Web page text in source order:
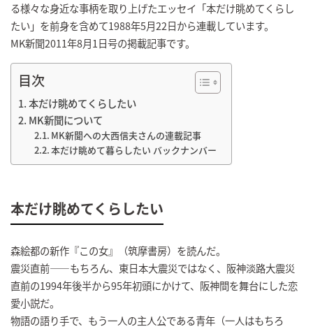
る様々な身近な事柄を取り上げたエッセイ「本だけ眺めてくらし
たい」を前身を含めて1988年5月22日から連載しています。
MK新聞2011年8月1日号の掲載記事です。
目次
本だけ眺めてくらしたい
MK新聞について
MK新聞への大西信夫さんの連載記事
本だけ眺めて暮らしたい バックナンバー
本だけ眺めてくらしたい
森絵都の新作『この女』（筑摩書房）を読んだ。
震災直前――もちろん、東日本大震災ではなく、阪神淡路大震災
直前の1994年後半から95年初頭にかけて、阪神間を舞台にした恋
愛小説だ。
物語の語り手で、もう一人の主人公である青年（一人はもちろ